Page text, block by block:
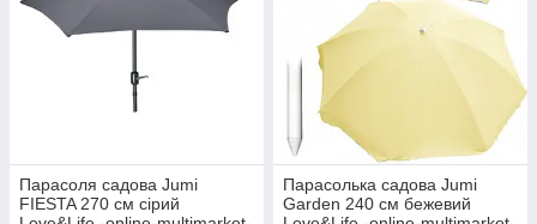
Парасоля садова Jumi
FIESTA 270 см сірий
Парасолька садова Jumi
Garden 240 см бежевий